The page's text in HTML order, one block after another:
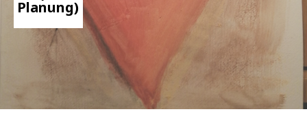
Planung)